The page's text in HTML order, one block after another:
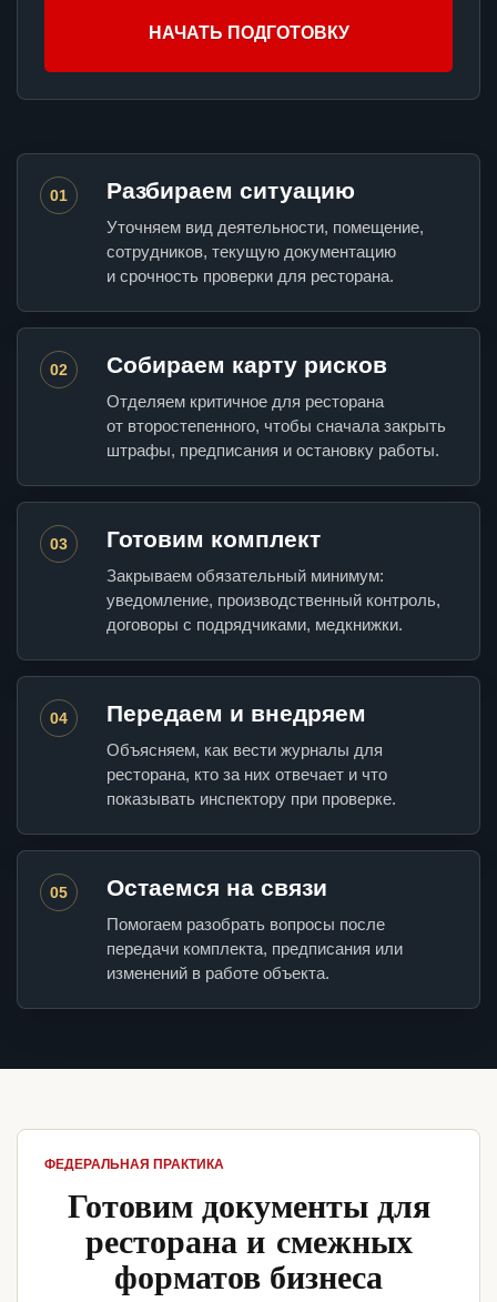
НАЧАТЬ ПОДГОТОВКУ
01 Разбираем ситуацию
Уточняем вид деятельности, помещение,
сотрудников, текущую документацию
и срочность проверки для ресторана.
02 Собираем карту рисков
Отделяем критичное для ресторана
от второстепенного, чтобы сначала закрыть
штрафы, предписания и остановку работы.
03 Готовим комплект
Закрываем обязательный минимум:
уведомление, производственный контроль,
договоры с подрядчиками, медкнижки.
04 Передаем и внедряем
Объясняем, как вести журналы для
ресторана, кто за них отвечает и что
показывать инспектору при проверке.
05 Остаемся на связи
Помогаем разобрать вопросы после
передачи комплекта, предписания или
изменений в работе объекта.
ФЕДЕРАЛЬНАЯ ПРАКТИКА
Готовим документы для
ресторана и смежных
форматов бизнеса